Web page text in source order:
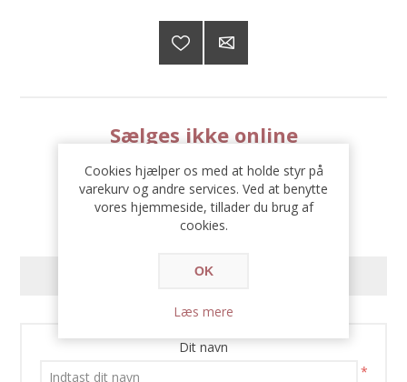
Sælges ikke online
KONTAKT OS
Dit navn
*
Cookies hjælper os med at holde styr på
varekurv og andre services. Ved at benytte
vores hjemmeside, tillader du brug af
cookies.
OK
Læs mere